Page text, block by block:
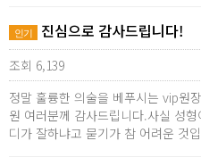
인기 진심으로 감사드립니다!
조회 6,139
정말 훌륭한 의술을 베푸시는 vip원
원 여러분께 감사드립니다.사실 성
디가 잘하냐고 묻기가 참 어려운 것